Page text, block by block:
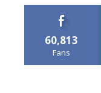
60,813
Fans